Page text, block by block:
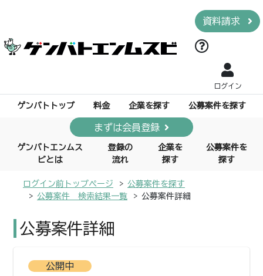
資料請求
ログイン
ゲンバトトップ 料金 企業を探す 公募案件を探す
まずは会員登録
ゲンバトエンムス
ビとは
登録の
流れ
企業を
探す
公募案件を
探す
ログイン前トップページ
公募案件を探す
公募案件 検索結果一覧
公募案件詳細
公募案件詳細
公開中